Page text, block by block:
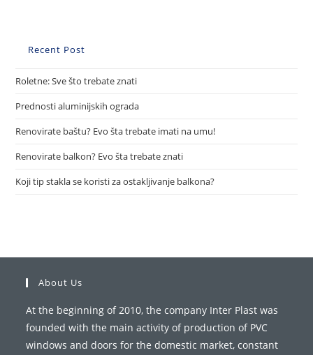
Recent Post
Roletne: Sve što trebate znati
Prednosti aluminijskih ograda
Renovirate baštu? Evo šta trebate imati na umu!
Renovirate balkon? Evo šta trebate znati
Koji tip stakla se koristi za ostakljivanje balkona?
About Us
At the beginning of 2010, the company Inter Plast was
founded with the main activity of production of PVC
windows and doors for the domestic market, constant